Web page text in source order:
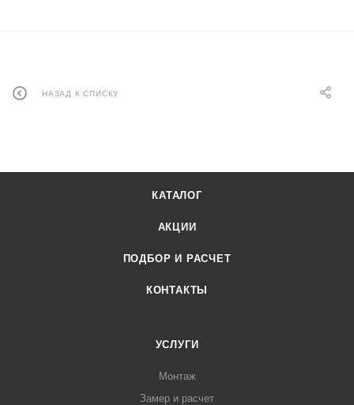
НАЗАД К СПИСКУ
КАТАЛОГ
АКЦИИ
ПОДБОР И РАСЧЕТ
КОНТАКТЫ
УСЛУГИ
Монтаж
Замер и расчет